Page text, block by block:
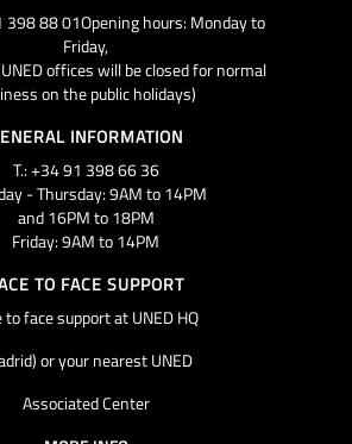
398 88 01Opening hours: Monday to
Friday,
offices will be closed for normal
on the public holidays)
INFORMATION
T.: +34 91 398 66 36
- Thursday: 9AM to 14PM
and 16PM to 18PM
Friday: 9AM to 14PM
TO FACE SUPPORT
to face support at UNED HQ
or your nearest UNED
Associated Center